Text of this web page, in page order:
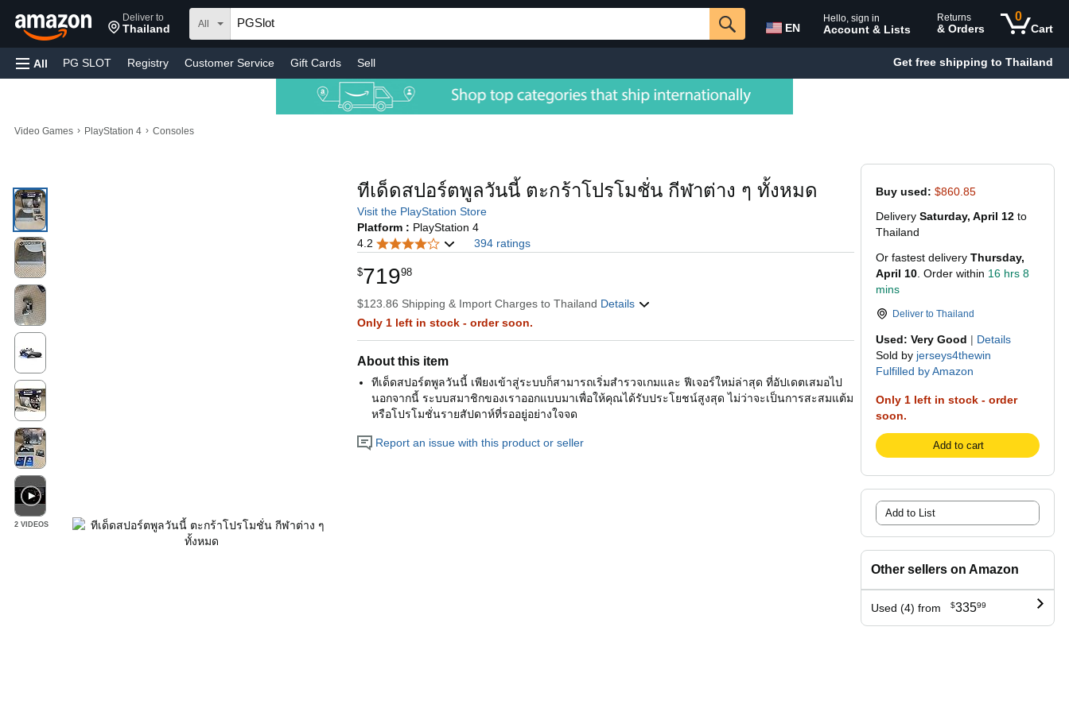
Deliver to
Thailand All EN
Hello, sign in
Account & Lists
Returns
& Orders
0
Cart
All PG SLOT Registry Customer Service Gift Cards Sell Get free shipping to Thailand
Video Games › PlayStation 4 › Consoles
Buy used: $860.85
Delivery Saturday, April 12 to
Thailand
Or fastest delivery Thursday,
April 10 . Order within 16 hrs 8
mins
Deliver to Thailand
Used: Very Good | Details
Sold by jerseys4thewin
Fulfilled by Amazon
Only 1 left in stock - order
soon.
Add to cart
Add to List
Other sellers on Amazon
Used (4) from $33599
2 VIDEOS
ทีเด็ดสปอร์ตพูลวันนี้ ตะกร้าโปรโมชั่น กีฬาต่าง ๆ ทั้งหมด
Visit the PlayStation Store
Platform : PlayStation 4
4.2
394 ratings
$71998
$123.86 Shipping & Import Charges to Thailand Details
Only 1 left in stock - order soon.
About this item
ทีเด็ดสปอร์ตพูลวันนี้ เพียงเข้าสู่ระบบก็สามารถเริ่มสำรวจเกมและ ฟีเจอร์ใหม่ล่าสุด ที่อัปเดตเสมอไป
นอกจากนี้ ระบบสมาชิกของเราออกแบบมาเพื่อให้คุณได้รับประโยชน์สูงสุด ไม่ว่าจะเป็นการสะสมแต้ม
หรือโปรโมชั่นรายสัปดาห์ที่รออยู่อย่างใจจด
Report an issue with this product or seller